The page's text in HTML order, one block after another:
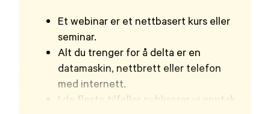
Et webinar er et nettbasert kurs eller
seminar.
Alt du trenger for å delta er en
datamaskin, nettbrett eller telefon
med internett.
I de fleste tilfeller publiserer vi opptak